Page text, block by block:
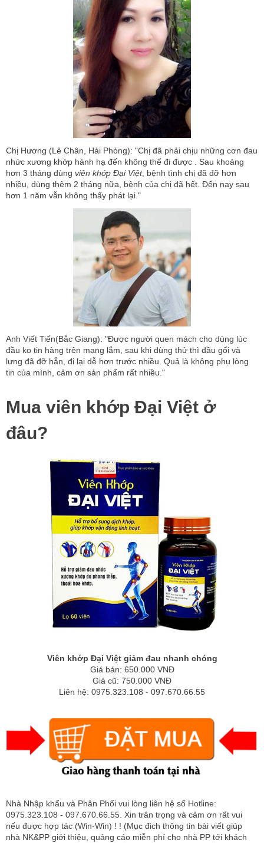
Chị Hương (Lê Chân, Hải Phòng): "Chị đã phải chịu những cơn đau
nhức xương khớp hành hạ đến không thể đi được . Sau khoảng
hơn 3 tháng dùng viên khớp Đại Việt, bệnh tình chị đã đỡ hơn
nhiều, dùng thêm 2 tháng nữa, bệnh của chị đã hết. Đến nay sau
hơn 1 năm vẫn không thấy phát lại."
Anh Viết Tiến(Bắc Giang): "Được người quen mách cho dùng lúc
đầu ko tin hàng trên mạng lắm, sau khi dùng thử thì đầu gối và
lưng đã đỡ hẳn, đi lại dễ hơn trước nhiều. Quả là không phụ lòng
tin của mình, cảm ơn sản phẩm rất nhiều."
Mua viên khớp Đại Việt ở
đâu?
Viên khớp Đại Việt giảm đau nhanh chóng
Giá bán: 650.000 VNĐ
Giá cũ: 750.000 VNĐ
Liên hệ: 0975.323.108 - 097.670.66.55
Nhà Nhập khẩu và Phân Phối vui lòng liên hệ số Hotline:
0975.323.108 - 097.670.66.55. Xin trân trọng và cảm ơn rất vui
nếu được hợp tác (Win-Win) ! ! (Mục đich thông tin bài viết giúp
nhà NK&PP giới thiệu, quảng cáo miễn phí cho nhà PP tới khách